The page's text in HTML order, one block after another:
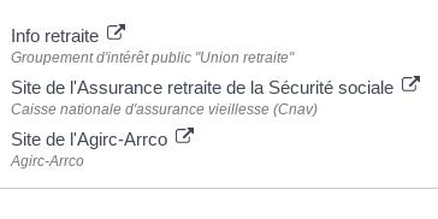
Info retraite
Groupement d'intérêt public "Union retraite"
Site de l'Assurance retraite de la Sécurité sociale
Caisse nationale d'assurance vieillesse (Cnav)
Site de l'Agirc-Arrco
Agirc-Arrco